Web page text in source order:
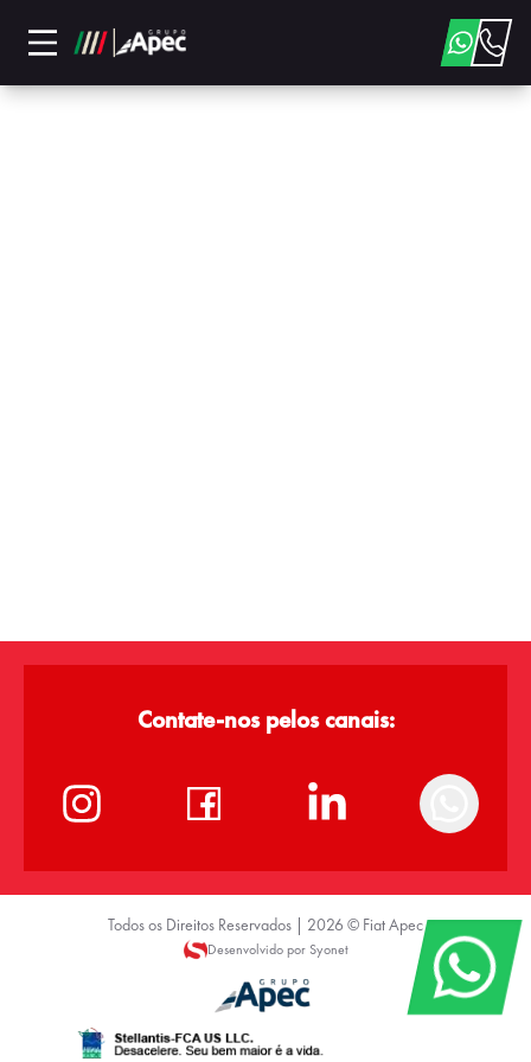
Contate-nos pelos canais:
Todos os Direitos Reservados | 2026 © Fiat Apec
Desenvolvido por Syonet